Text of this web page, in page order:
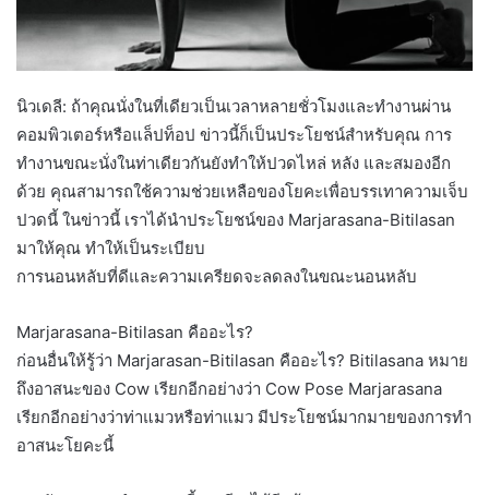
นิวเดลี: ถ้าคุณนั่งในที่เดียวเป็นเวลาหลายชั่วโมงและทำงานผ่าน
คอมพิวเตอร์หรือแล็ปท็อป ข่าวนี้ก็เป็นประโยชน์สำหรับคุณ การ
ทำงานขณะนั่งในท่าเดียวกันยังทำให้ปวดไหล่ หลัง และสมองอีก
ด้วย คุณสามารถใช้ความช่วยเหลือของโยคะเพื่อบรรเทาความเจ็บ
ปวดนี้ ในข่าวนี้ เราได้นำประโยชน์ของ Marjarasana-Bitilasan
มาให้คุณ ทำให้เป็นระเบียบ
การนอนหลับที่ดีและความเครียดจะลดลงในขณะนอนหลับ
Marjarasana-Bitilasan คืออะไร?
ก่อนอื่นให้รู้ว่า Marjarasan-Bitilasan คืออะไร? Bitilasana หมาย
ถึงอาสนะของ Cow เรียกอีกอย่างว่า Cow Pose Marjarasana
เรียกอีกอย่างว่าท่าแมวหรือท่าแมว มีประโยชน์มากมายของการทำ
อาสนะโยคะนี้